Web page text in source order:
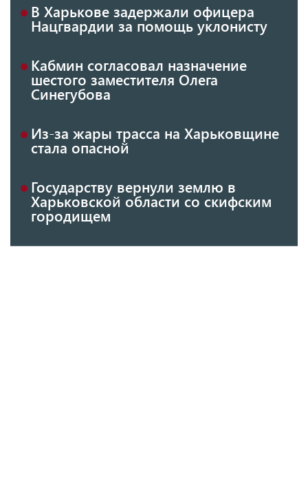
В Харькове задержали офицера
Нацгвардии за помощь уклонисту
Кабмин согласовал назначение
шестого заместителя Олега
Синегубова
Из-за жары трасса на Харьковщине
стала опасной
Государству вернули землю в
Харьковской области со скифским
городищем